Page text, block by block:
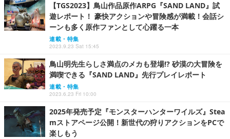
【TGS2023】鳥山作品原作ARPG『SAND LAND』試
遊レポート！ 豪快アクションや冒険感が満載！会話シ
ーンも多く原作ファンとして心躍る一本
連載・特集
2023.9.23 Sat 15:45
鳥山明先生らしさ満点のメカも登場!? 砂漠の大冒険を
満喫できる『SAND LAND』先行プレイレポート
連載・特集
2023.6.23 Fri 10:00
2025年発売予定『モンスターハンターワイルズ』Stea
mストアページ公開！新世代の狩りアクションをPCで
楽しもう